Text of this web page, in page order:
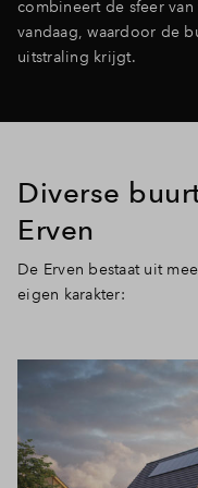
combineert de sfeer
vandaag, waardoor de
uitstraling krijgt.
Diverse
Erven
De Erven bestaat uit
eigen karakter: